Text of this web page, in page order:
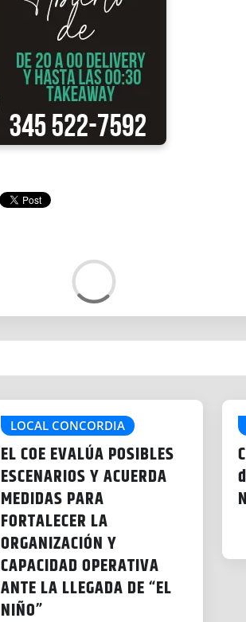
LOCAL CONCORDIA
EL COE EVALÚA POSIBLES
ESCENARIOS Y ACUERDA
MEDIDAS PARA
FORTALECER LA
ORGANIZACIÓN Y
CAPACIDAD OPERATIVA
ANTE LA LLEGADA DE “EL
NIÑO”